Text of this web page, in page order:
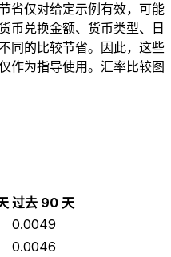
省仅对给定示例有效，可能
币兑换金额、货币类型、日
同的比较节省。因此，这些
作为指导使用。汇率比较图
过去 90 天
0.0049
0.0046